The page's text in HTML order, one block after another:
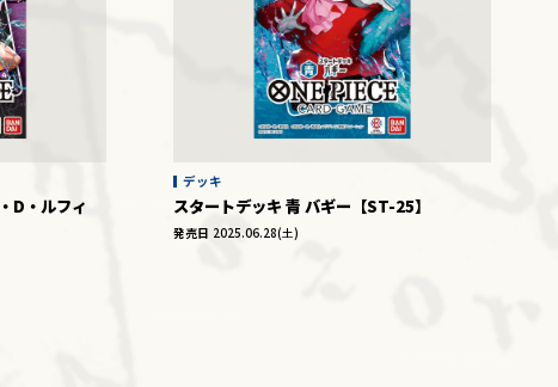
D・ルフィ
デッキ
スタートデッキ 青 バギー【ST-25】
発売日 2025.06.28(土)